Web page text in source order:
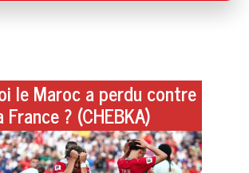
le Maroc a perdu contre
France ? (CHEBKA)